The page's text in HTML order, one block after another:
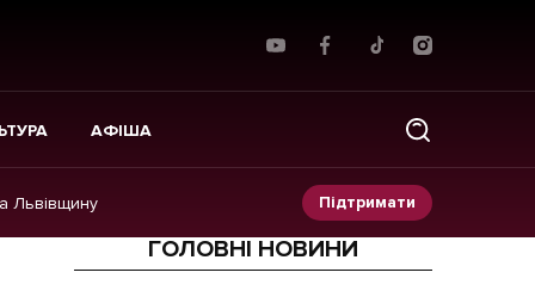
АФІША
Львівщину Підтримати
Прес-релізи
ГОЛОВНІ НОВИНИ